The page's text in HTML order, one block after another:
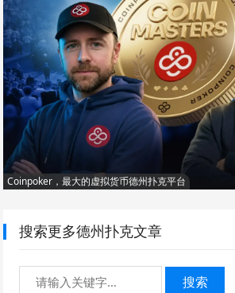
Coinpoker，最大的虚拟货币德州扑克平台
搜索更多德州扑克文章
搜索